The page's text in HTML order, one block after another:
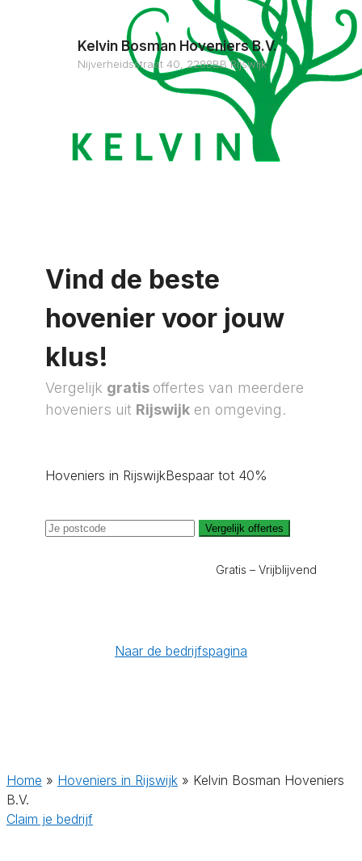
Kelvin Bosman Hoveniers B.V.
Nijverheidsstraat 40, 2288BB Rijswijk
Vind de beste
hovenier voor jouw
klus!
Vergelijk gratis offertes van meerdere
hoveniers uit Rijswijk en omgeving.
Hoveniers in RijswijkBespaar tot 40%
Vergelijk offertes
Gratis – Vrijblijvend
Naar de bedrijfspagina
Home » Hoveniers in Rijswijk » Kelvin Bosman Hoveniers
B.V.
Claim je bedrijf